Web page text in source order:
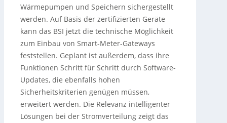
Wärmepumpen und Speichern sichergestellt
werden. Auf Basis der zertifizierten Geräte
kann das BSI jetzt die technische Möglichkeit
zum Einbau von Smart-Meter-Gateways
feststellen. Geplant ist außerdem, dass ihre
Funktionen Schritt für Schritt durch Software-
Updates, die ebenfalls hohen
Sicherheitskriterien genügen müssen,
erweitert werden. Die Relevanz intelligenter
Lösungen bei der Stromverteilung zeigt das